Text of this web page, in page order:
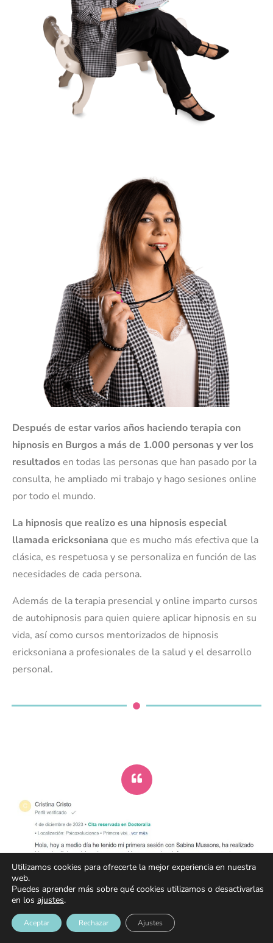
Después de estar varios años haciendo terapia con
hipnosis en Burgos a más de 1.000 personas y ver los
resultadosen todas las personas que han pasado por la
consulta, he ampliado mi trabajo y hago sesiones online
por todo el mundo.
La hipnosis que realizo es una hipnosisespecial
llamada ericksoniana que es mucho más efectiva que la
clásica, es respetuosa y se personaliza en función de las
necesidades de cada persona.
Además de la terapia presencial y online imparto cursos
de autohipnosis para quien quiere aplicar hipnosis en su
vida, así como cursos mentorizados de hipnosis
ericksoniana a profesionales de la salud y el desarrollo
personal.
Utilizamos cookies para ofrecerte la mejor experiencia en nuestra
web.
Puedes aprender más sobre qué cookies utilizamos o desactivarlas
en los ajustes.
Aceptar Rechazar Ajustes